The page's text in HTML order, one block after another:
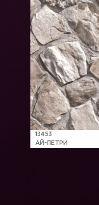
13453
АЙ-ПЕТРИ